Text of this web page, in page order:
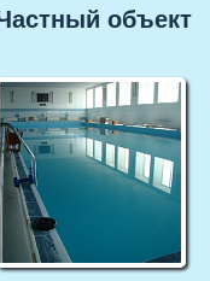
объект